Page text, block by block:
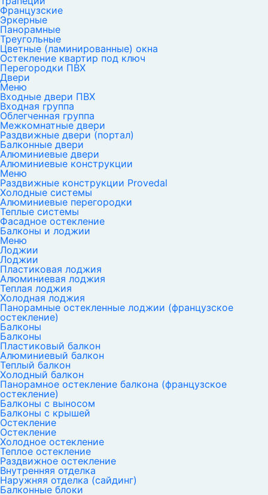
Французские
Эркерные
Панорамные
Треугольные
Цветные (ламинированные) окна
Остекление квартир под ключ
Перегородки ПВХ
Двери
Меню
Входные двери ПВХ
Входная группа
Облегченная группа
Межкомнатные двери
Раздвижные двери (портал)
Балконные двери
Алюминиевые двери
Алюминиевые конструкции
Меню
Раздвижные конструкции Provedal
Холодные системы
Алюминиевые перегородки
Теплые системы
Фасадное остекление
Балконы и лоджии
Меню
Лоджии
Лоджии
Пластиковая лоджия
Алюминиевая лоджия
Теплая лоджия
Холодная лоджия
Панорамные остекленные лоджии (французское
остекление)
Балконы
Балконы
Пластиковый балкон
Алюминиевый балкон
Теплый балкон
Холодный балкон
Панорамное остекление балкона (французское
остекление)
Балконы с выносом
Балконы с крышей
Остекление
Остекление
Холодное остекление
Теплое остекление
Раздвижное остекление
Внутренняя отделка
Наружняя отделка (сайдинг)
Балконные блоки